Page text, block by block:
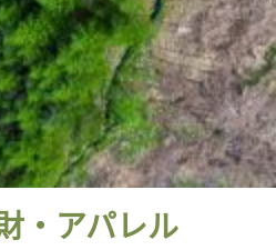
・アパレル